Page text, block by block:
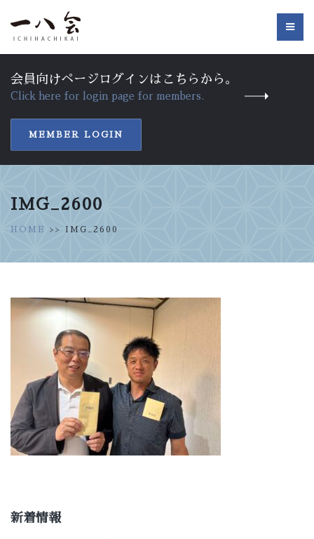
会員向けページログインはこちらから。
Click here for login page for members.
MEMBER LOGIN
IMG_2600
HOME >> IMG_2600
新着情報